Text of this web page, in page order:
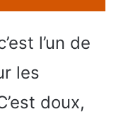
l’un de
les
doux,